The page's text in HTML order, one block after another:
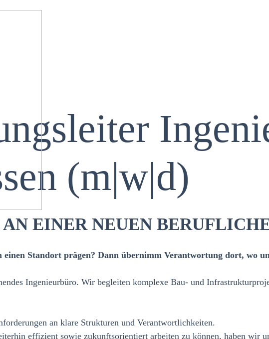
(m|w|d)
EINER NEUEN
Standort prägen? Dann übernimm Verantwortung dort, wo
Ingenieurbüro. Wir begleiten komplexe Bau‑ und
an klare Strukturen und Verantwortlichkeiten.
effizient sowie zukunftsorientiert arbeiten zu können, haben wir